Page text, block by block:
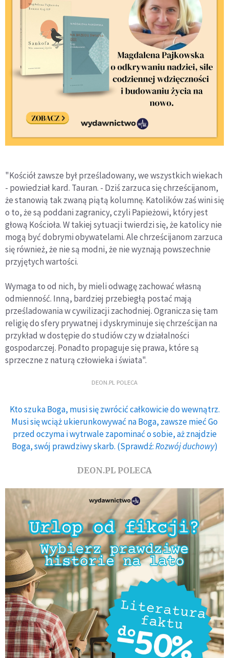
"Kościół zawsze był prześladowany, we wszystkich wiekach
- powiedział kard. Tauran. - Dziś zarzuca się chrześcijanom,
że stanowią tak zwaną piątą kolumnę. Katolików zaś wini się
o to, że są poddani zagranicy, czyli Papieżowi, który jest
głową Kościoła. W takiej sytuacji twierdzi się, że katolicy nie
mogą być dobrymi obywatelami. Ale chrześcijanom zarzuca
się również, że nie są modni, że nie wyznają powszechnie
przyjętych wartości.
Wymaga to od nich, by mieli odwagę zachować własną
odmienność. Inną, bardziej przebiegłą postać mają
prześladowania w cywilizacji zachodniej. Ogranicza się tam
religię do sfery prywatnej i dyskryminuje się chrześcijan na
przykład w dostępie do studiów czy w działalności
gospodarczej. Ponadto propaguje się prawa, które są
sprzeczne z naturą człowieka i świata".
DEON.PL POLECA
Kto szuka Boga, musi się zwrócić całkowicie do wewnątrz.
Musi się wciąż ukierunkowywać na Boga, zawsze mieć Go
przed oczyma i wytrwale zapominać o sobie, aż znajdzie
Boga, swój prawdziwy skarb. (Sprawdź:Rozwój duchowy)
DEON.PL POLECA